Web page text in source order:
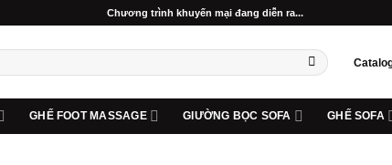
Chương trình khuyến mại đang diễn ra...
GHẾ FOOT MASSAGE GIƯỜNG BỌC SOFA GHẾ SOFA